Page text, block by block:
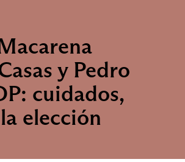
y Pedro
cuidados,
elección